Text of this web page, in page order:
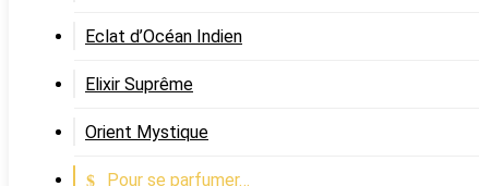
Eclat d’Océan Indien
Elixir Suprême
Orient Mystique
Pour se parfumer…